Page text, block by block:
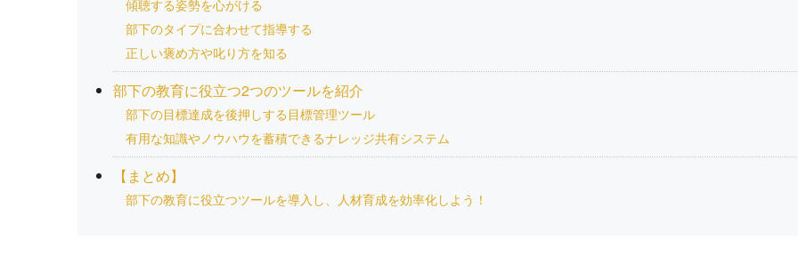
傾聴する姿勢を心がける
部下のタイプに合わせて指導する
正しい褒め方や叱り方を知る
部下の教育に役立つ2つのツールを紹介
部下の目標達成を後押しする目標管理ツール
有用な知識やノウハウを蓄積できるナレッジ共有システム
【まとめ】
部下の教育に役立つツールを導入し、人材育成を効率化しよう！